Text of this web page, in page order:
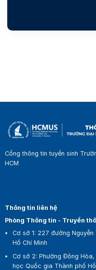
Cổng thông tin tuyển sinh
HCM
Thông tin liên hệ
Phòng Thông tin - Truyền
Cơ sở 1: 227 đường Nguyễn
Hồ Chí Minh
Cơ sở 2: Phường Đông Hòa,
học Quốc gia Thành phố Hồ